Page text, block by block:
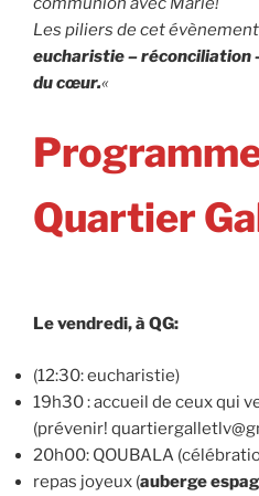
Les piliers de cet
eucharistie – réconciliation
du cœur.«
Quartier
Le vendredi, à QG:
(12:30: eucharistie)
19h30 : accueil de ceux qui
(prévenir!
20h00: QOUBALA
repas joyeux (auberge